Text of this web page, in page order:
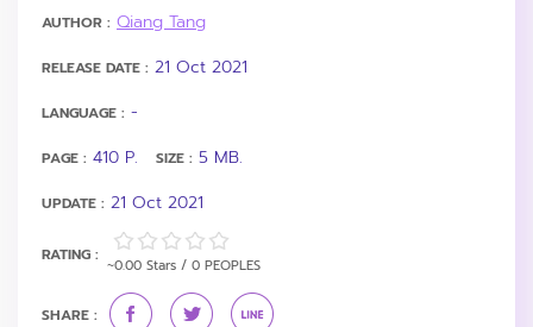
AUTHOR : Qiang Tang
RELEASE DATE : 21 Oct 2021
LANGUAGE : -
PAGE : 410 P. SIZE : 5 MB.
UPDATE : 21 Oct 2021
RATING :
~0.00 Stars / 0 PEOPLES
SHARE :